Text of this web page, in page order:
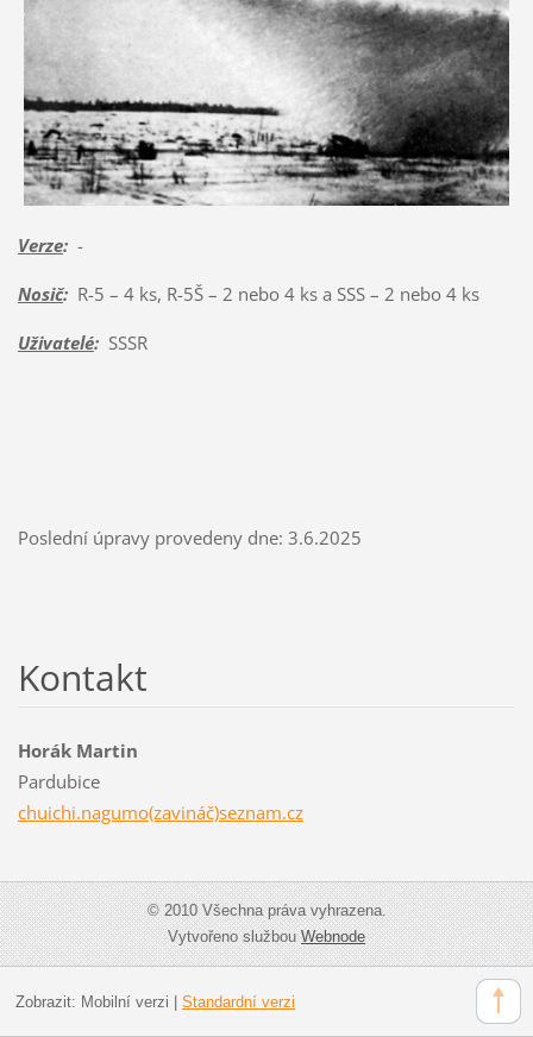
Verze:-
Nosič:R-5 – 4 ks, R-5Š – 2 nebo 4 ks a SSS – 2 nebo 4 ks
Uživatelé:SSSR
Poslední úpravy provedeny dne: 3.6.2025
Kontakt
Horák Martin
Pardubice
chuichi.nagumo(zavináč)seznam.cz
© 2010 Všechna práva vyhrazena.
Vytvořeno službouWebnode
Zobrazit: Mobilní verzi Standardní verzi